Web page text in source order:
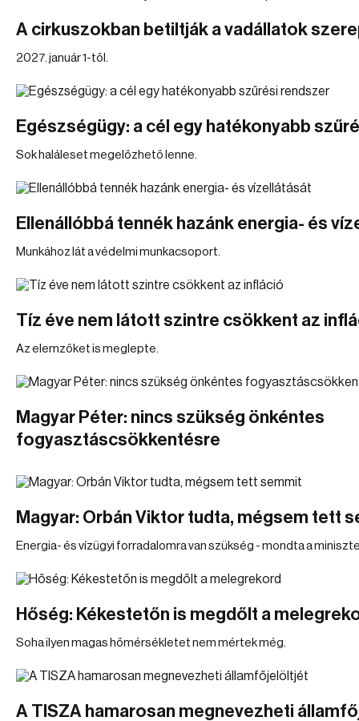
A cirkuszokban betiltják a vadállatok
2027. január 1-től.
Egészségügy: a cél egy hatékonyabb
Sok haláleset megelőzhető lenne.
Ellenállóbbá tennék hazánk energia- és
Munkához lát a védelmi munkacsoport.
Tíz éve nem látott szintre csökkent az
Az elemzőket is meglepte.
Magyar Péter: nincs szükség önkéntes
fogyasztáscsökkentésre
Magyar: Orbán Viktor tudta, mégsem tett
Energia- és vízügyi forradalomra van szükség - mondta a
Hőség: Kékestetőn is megdőlt a
Soha ilyen magas hőmérsékletet nem mértek még.
A TISZA hamarosan megnevezheti